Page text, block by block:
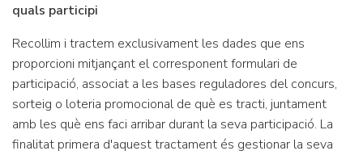
quals participi
Recollim i tractem exclusivament les dades que ens
proporcioni mitjançant el corresponent formulari de
participació, associat a les bases reguladores del concurs,
sorteig o loteria promocional de què es tracti, juntament
amb les què ens faci arribar durant la seva participació. La
finalitat primera d'aquest tractament és gestionar la seva